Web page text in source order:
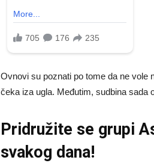
Ovnovi su poznati po tome da ne vole
čeka iza ugla. Međutim, sudbina sada
Pridružite se grupi
svakog dana!